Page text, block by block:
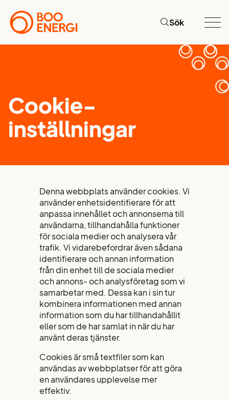
Sök
Cookie-
inställningar
Denna webbplats använder cookies. Vi
använder enhetsidentifierare för att
anpassa innehållet och annonserna till
användarna, tillhandahålla funktioner
för sociala medier och analysera vår
trafik. Vi vidarebefordrar även sådana
identifierare och annan information
från din enhet till de sociala medier
och annons- och analysföretag som vi
samarbetar med. Dessa kan i sin tur
kombinera informationen med annan
information som du har tillhandahållit
eller som de har samlat in när du har
använt deras tjänster.
Cookies är små textfiler som kan
användas av webbplatser för att göra
en användares upplevelse mer
effektiv.